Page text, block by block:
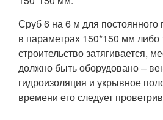
Сруб 6 на 6 м для
в параметрах 150*150 мм
строительство затягивается,
должно быть оборудовано –
гидроизоляция и укрывное
времени его следует